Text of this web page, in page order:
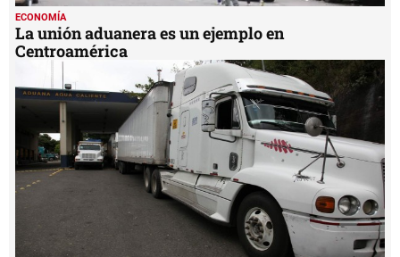
ECONOMÍA
La unión aduanera es un ejemplo en
Centroamérica